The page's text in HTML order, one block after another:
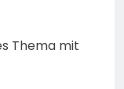
Thema mit